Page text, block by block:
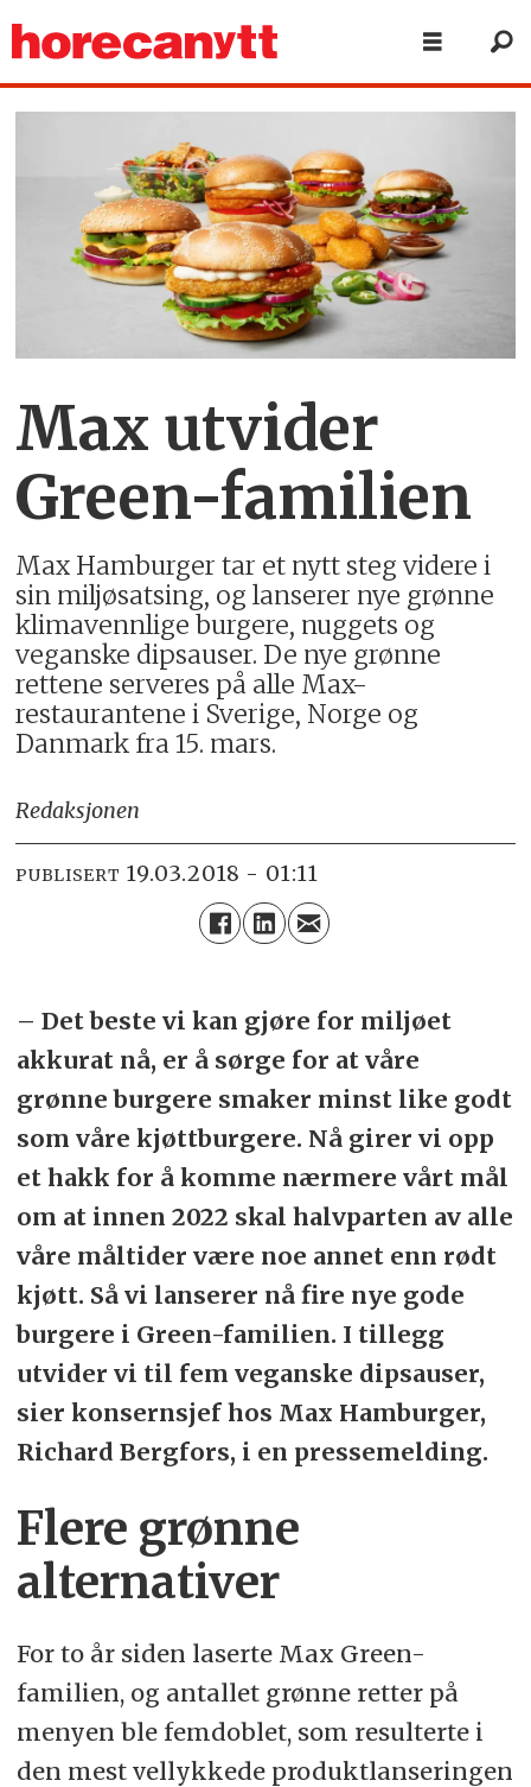
Max utvider
Green-familien
Max Hamburger tar et nytt steg videre i
sin miljøsatsing, og lanserer nye grønne
klimavennlige burgere, nuggets og
veganske dipsauser. De nye grønne
rettene serveres på alle Max-
restaurantene i Sverige, Norge og
Danmark fra 15. mars.
Redaksjonen
PUBLISERT 19.03.2018 - 01:11
– Det beste vi kan gjøre for miljøet
akkurat nå, er å sørge for at våre
grønne burgere smaker minst like godt
som våre kjøttburgere. Nå girer vi opp
et hakk for å komme nærmere vårt mål
om at innen 2022 skal halvparten av alle
våre måltider være noe annet enn rødt
kjøtt. Så vi lanserer nå fire nye gode
burgere i Green-familien. I tillegg
utvider vi til fem veganske dipsauser,
sier konsernsjef hos Max Hamburger,
Richard Bergfors, i en pressemelding.
Flere grønne
alternativer
For to år siden laserte Max Green-
familien, og antallet grønne retter på
menyen ble femdoblet, som resulterte i
den mest vellykkede produktlanseringen